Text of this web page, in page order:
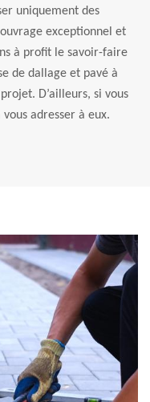
uniquement des
exceptionnel et
à profit le savoir-faire
de dallage et pavé à
D’ailleurs, si vous
vous adresser à eux.